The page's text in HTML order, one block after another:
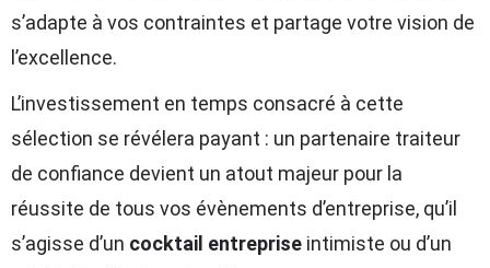
s’adapte à vos contraintes et partage votre vision de
l’excellence.
L’investissement en temps consacré à cette
sélection se révélera payant : un partenaire traiteur
de confiance devient un atout majeur pour la
réussite de tous vos évènements d’entreprise, qu’il
s’agisse d’un cocktail entreprise intimiste ou d’un